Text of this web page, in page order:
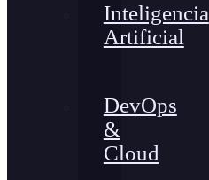
Inteligencia
Artificial
DevOps
&
Cloud